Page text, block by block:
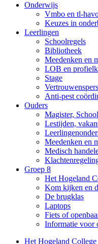
Onderwijs
Vmbo en tl-
Keuzes in
Leerlingen
Schoolregels
Bibliotheek
Meedenken en
LOB en
Stage
Anti-pest
Ouders
Magister,
Lestijden,
Meedenken en
Medisch
Groep 8
Het Hogeland
Kom kijken en
De brugklas
Laptops
Fiets of
Informatie voor
Het Hogeland College